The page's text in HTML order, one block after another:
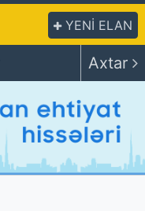
YENİ ELAN
Axtar